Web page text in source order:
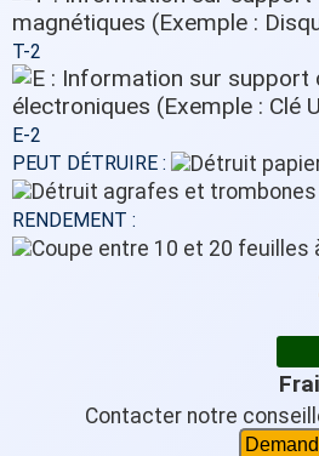
T-2
E-2
PEUT DÉTRUIRE :
RENDEMENT :
Contacter notre